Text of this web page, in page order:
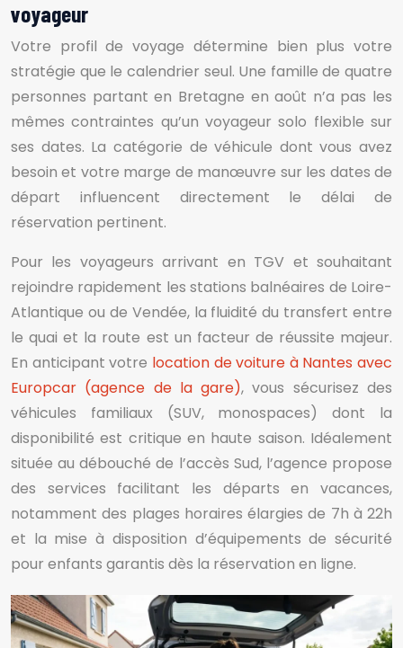
voyageur
Votre profil de voyage détermine bien plus votre
stratégie que le calendrier seul. Une famille de quatre
personnes partant en Bretagne en août n’a pas les
mêmes contraintes qu’un voyageur solo flexible sur
ses dates. La catégorie de véhicule dont vous avez
besoin et votre marge de manœuvre sur les dates de
départ influencent directement le délai de
réservation pertinent.
Pour les voyageurs arrivant en TGV et souhaitant
rejoindre rapidement les stations balnéaires de Loire-
Atlantique ou de Vendée, la fluidité du transfert entre
le quai et la route est un facteur de réussite majeur.
En anticipant votre location de voiture à Nantes avec
Europcar (agence de la gare), vous sécurisez des
véhicules familiaux (SUV, monospaces) dont la
disponibilité est critique en haute saison. Idéalement
située au débouché de l’accès Sud, l’agence propose
des services facilitant les départs en vacances,
notamment des plages horaires élargies de 7h à 22h
et la mise à disposition d’équipements de sécurité
pour enfants garantis dès la réservation en ligne.